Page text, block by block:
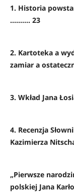
1. Historia
.......... 23
2. Kartoteka a
zamiar a
3. Wkład Jana
4. Recenzja
Kazimierza
„Pierwsze
polskiej Jana